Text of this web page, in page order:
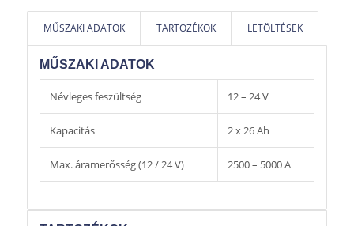
MŰSZAKI ADATOK TARTOZÉKOK LETÖLTÉSEK
MŰSZAKI ADATOK
Névleges feszültség 12 – 24 V
Kapacitás 2 x 26 Ah
Max. áramerősség (12 / 24 V) 2500 – 5000 A